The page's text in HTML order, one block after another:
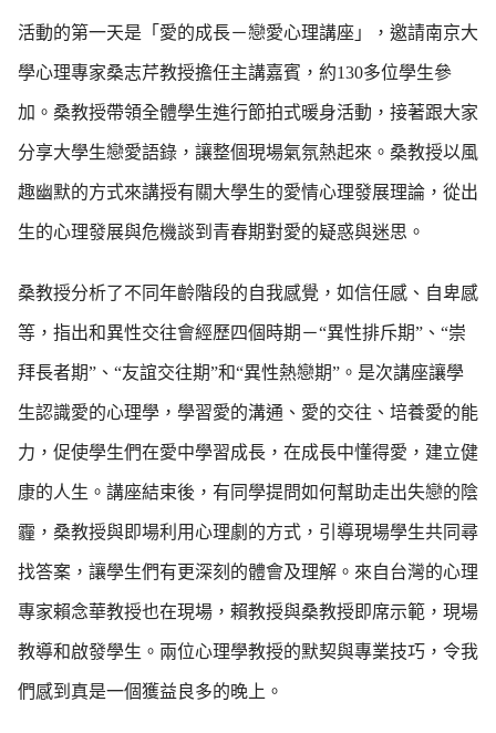
活動的第一天是「愛的成長－戀愛心理講座」，邀請南京大
學心理專家桑志芹教授擔任主講嘉賓，約130多位學生參
加。桑教授帶領全體學生進行節拍式暖身活動，接著跟大家
分享大學生戀愛語錄，讓整個現場氣氛熱起來。桑教授以風
趣幽默的方式來講授有關大學生的愛情心理發展理論，從出
生的心理發展與危機談到青春期對愛的疑惑與迷思。
桑教授分析了不同年齡階段的自我感覺，如信任感、自卑感
等，指出和異性交往會經歷四個時期－“異性排斥期”、“崇
拜長者期”、“友誼交往期”和“異性熱戀期”。是次講座讓學
生認識愛的心理學，學習愛的溝通、愛的交往、培養愛的能
力，促使學生們在愛中學習成長，在成長中懂得愛，建立健
康的人生。講座結束後，有同學提問如何幫助走出失戀的陰
霾，桑教授與即場利用心理劇的方式，引導現場學生共同尋
找答案，讓學生們有更深刻的體會及理解。來自台灣的心理
專家賴念華教授也在現場，賴教授與桑教授即席示範，現場
教導和啟發學生。兩位心理學教授的默契與專業技巧，令我
們感到真是一個獲益良多的晚上。